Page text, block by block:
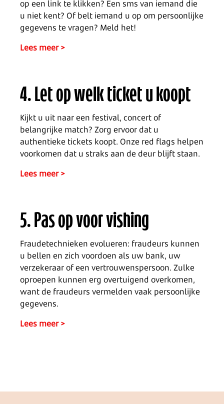
op een link te klikken? Een sms van iemand die
u niet kent? Of belt iemand u op om persoonlijke
gegevens te vragen? Meld het!
Lees meer >
4. Let op welk ticket u koopt
Kijkt u uit naar een festival, concert of
belangrijke match? Zorg ervoor dat u
authentieke tickets koopt. Onze red flags helpen
voorkomen dat u straks aan de deur blijft staan.
Lees meer >
5. Pas op voor vishing
Fraudetechnieken evolueren: fraudeurs kunnen
u bellen en zich voordoen als uw bank, uw
verzekeraar of een vertrouwenspersoon. Zulke
oproepen kunnen erg overtuigend overkomen,
want de fraudeurs vermelden vaak persoonlijke
gegevens.
Lees meer >